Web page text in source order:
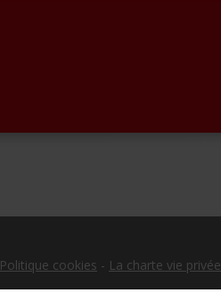
Politique cookies - La charte vie privée